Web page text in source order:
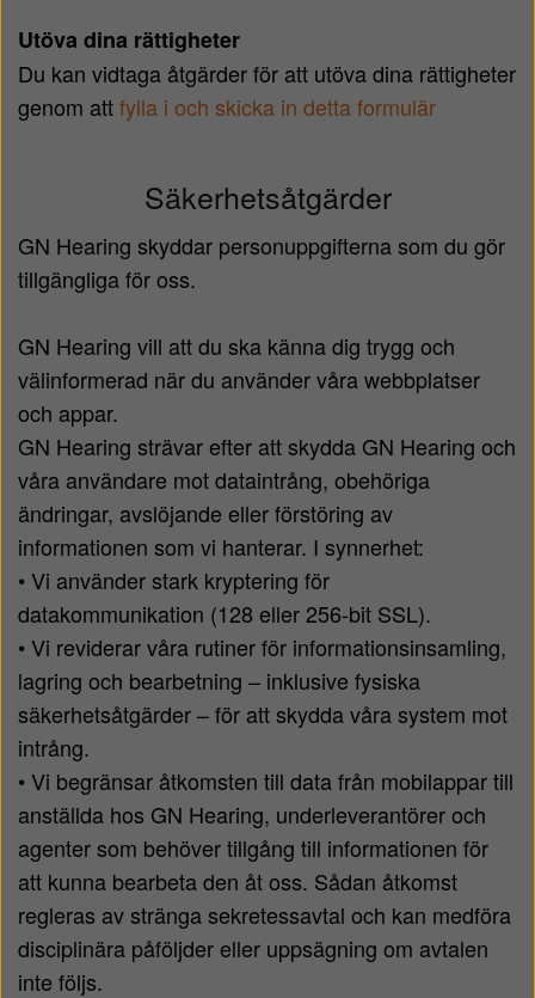
Utöva dina rättigheter
Du kan vidtaga åtgärder för att utöva dina rättigheter
genom attfylla i och skicka in detta formulär
Säkerhetsåtgärder
GN Hearing skyddar personuppgifterna som du gör
tillgängliga för oss.
GN Hearing vill att du ska känna dig trygg och
välinformerad när du använder våra webbplatser
och appar.
GN Hearing strävar efter att skydda GN Hearing och
våra användare mot dataintrång, obehöriga
ändringar, avslöjande eller förstöring av
informationen som vi hanterar. I synnerhet:
• Vi använder stark kryptering för
datakommunikation (128 eller 256-bit SSL).
• Vi reviderar våra rutiner för informationsinsamling,
lagring och bearbetning – inklusive fysiska
säkerhetsåtgärder – för att skydda våra system mot
intrång.
• Vi begränsar åtkomsten till data från mobilappar till
anställda hos GN Hearing, underleverantörer och
agenter som behöver tillgång till informationen för
att kunna bearbeta den åt oss. Sådan åtkomst
regleras av stränga sekretessavtal och kan medföra
disciplinära påföljder eller uppsägning om avtalen
inte följs.